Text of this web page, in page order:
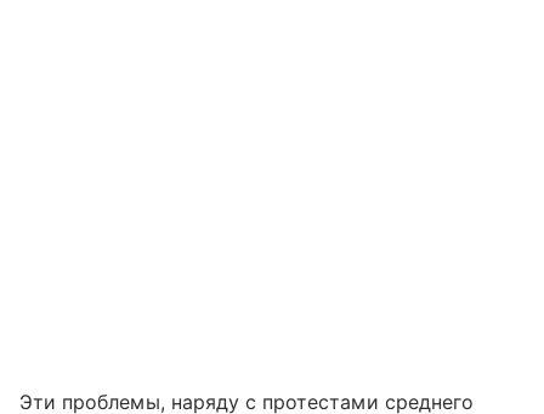
Эти проблемы, наряду с протестами среднего